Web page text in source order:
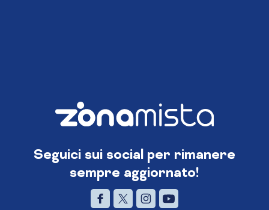
Seguici sui social per rimanere
sempre aggiornato!